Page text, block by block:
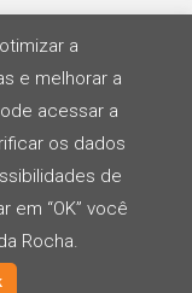
a
e melhorar a
acessar a
os dados
de
em “OK” você
Rocha.